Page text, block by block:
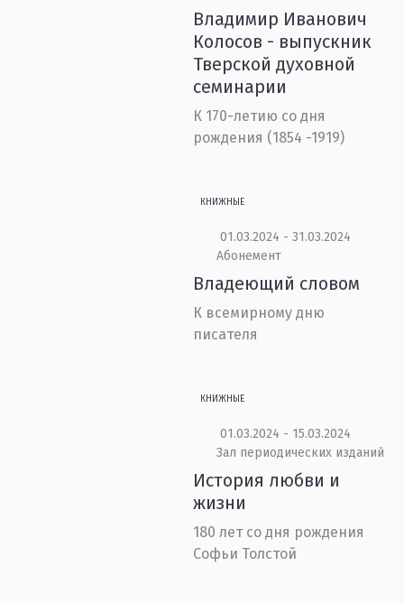
Владимир Иванович
Колосов - выпускник
Тверской духовной
семинарии
К 170-летию со дня
рождения (1854 -1919)
КНИЖНЫЕ
01.03.2024 - 31.03.2024
Абонемент
Владеющий словом
К всемирному дню
писателя
КНИЖНЫЕ
01.03.2024 - 15.03.2024
Зал периодических изданий
История любви и
жизни
180 лет со дня рождения
Софьи Толстой